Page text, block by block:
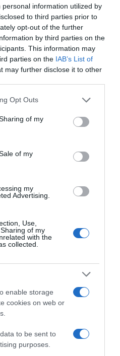
information utilized by
to third parties prior to
opt-out of the further
by third parties on the
This information may
parties on the IAB’s List of
may further disclose it to other
uses one or more Google
behaviour. You may click to
and its third-party tags to
purposes in below Google
Opt Outs
of my
of my
my
Advertising.
Use,
of my
with the
collected.
enable storage
cookies on web or
to be sent to
purposes.